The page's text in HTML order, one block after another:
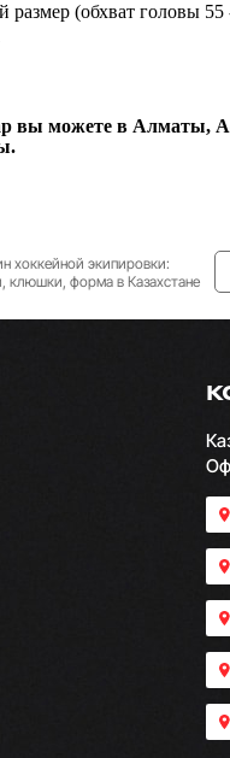
размер (обхват головы
вы можете в Алматы,
хоккейной экипировки:
клюшки, форма в Казахстане